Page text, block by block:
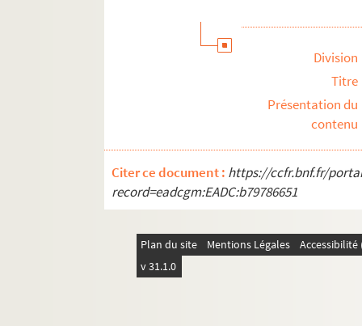
Division
Titre
Présentation du
contenu
Citer ce document : https://ccfr.bnf.fr/
record=eadcgm:EADC:b79786651
Plan du site Mentions Légales
v 31.1.0